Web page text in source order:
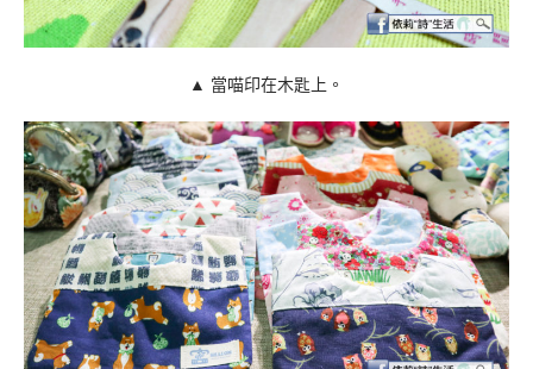
▲ 當喵印在木匙上。